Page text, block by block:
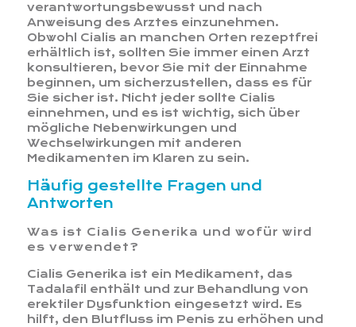
verantwortungsbewusst und nach
Anweisung des Arztes einzunehmen.
Obwohl Cialis an manchen Orten rezeptfrei
erhältlich ist, sollten Sie immer einen Arzt
konsultieren, bevor Sie mit der Einnahme
beginnen, um sicherzustellen, dass es für
Sie sicher ist. Nicht jeder sollte Cialis
einnehmen, und es ist wichtig, sich über
mögliche Nebenwirkungen und
Wechselwirkungen mit anderen
Medikamenten im Klaren zu sein.
Häufig gestellte Fragen und
Antworten
Was ist Cialis Generika und wofür wird
es verwendet?
Cialis Generika ist ein Medikament, das
Tadalafil enthält und zur Behandlung von
erektiler Dysfunktion eingesetzt wird. Es
hilft, den Blutfluss im Penis zu erhöhen und